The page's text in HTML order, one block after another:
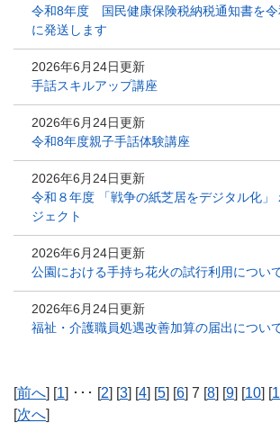
令和8年度 国民健康保険税納税通知書を令
に発送します
2026年6月24日更新
手話スキルアップ講座
2026年6月24日更新
令和8年度親子手話体験講座
2026年6月24日更新
令和８年度 「戦争の紙芝居をデジタル化」
ジェクト
2026年6月24日更新
公園における手持ち花火の試行利用につい
2026年6月24日更新
福祉・介護職員処遇改善加算の届出につい
[前へ] [1] ･･･ [2] [3] [4] [5] [6] 7 [8] [9] [10] [
[次へ]